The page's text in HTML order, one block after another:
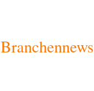
Branchennews